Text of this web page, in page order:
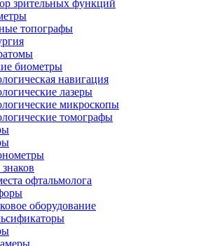
зрительных функций
топографы
биометры
навигация
лазеры
микроскопы
томографы
офтальмолога
оборудование